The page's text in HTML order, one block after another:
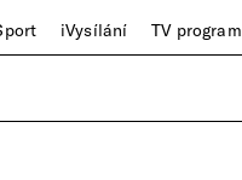
iVysílání TV program